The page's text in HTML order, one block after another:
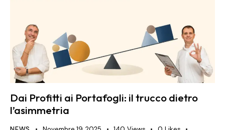
Dai Profitti ai Portafogli: il trucco dietro
l’asimmetria